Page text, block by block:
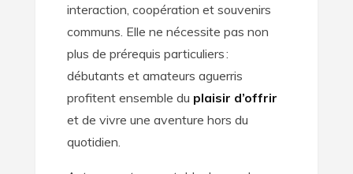
interaction, coopération et souvenirs
communs. Elle ne nécessite pas non
plus de prérequis particuliers :
débutants et amateurs aguerris
profitent ensemble du plaisir d’offrir
et de vivre une aventure hors du
quotidien.